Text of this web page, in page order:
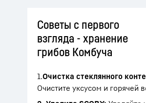
Советы с первого
взгляда - хранение
грибов Комбуча
1.Очистка стеклянного
Очистите уксусом и горячей